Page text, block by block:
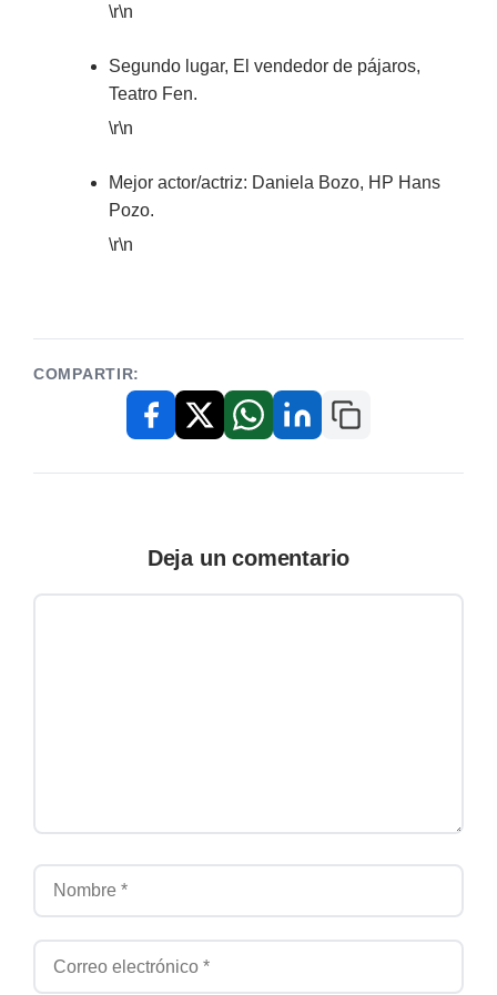
\r\n
Segundo lugar, El vendedor de pájaros,
Teatro Fen.
\r\n
Mejor actor/actriz: Daniela Bozo, HP Hans
Pozo.
\r\n
COMPARTIR:
FacebookX / TwitterWhatsAppLinkedInCopiar enlace
Deja un comentario
Nombre